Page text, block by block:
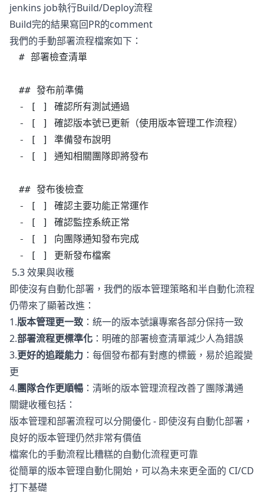
jenkins job執行Build/Deploy流程
Build完的結果寫回PR的comment
我們的手動部署流程檔案如下：
# 部署檢查清單
## 發布前準備
- [ ] 確認所有測試通過
- [ ] 確認版本號已更新（使用版本管理工作流程）
- [ ] 準備發布說明
- [ ] 通知相關團隊即將發布
## 發布後檢查
- [ ] 確認主要功能正常運作
- [ ] 確認監控系統正常
- [ ] 向團隊通知發布完成
- [ ] 更新發布檔案
5.3 效果與收穫
即使沒有自動化部署，我們的版本管理策略和半自動化流程
仍帶來了顯著改進：
1.版本管理更一致 ：統一的版本號讓專案各部分保持一致
2.部署流程更標準化 ：明確的部署檢查清單減少人為錯誤
3.更好的追蹤能力 ：每個發布都有對應的標籤，易於追蹤變
更
4.團隊合作更順暢 ：清晰的版本管理流程改善了團隊溝通
關鍵收穫包括：
版本管理和部署流程可以分開優化 - 即使沒有自動化部署，
良好的版本管理仍然非常有價值
檔案化的手動流程比糟糕的自動化流程更可靠
從簡單的版本管理自動化開始，可以為未來更全面的 CI/CD
打下基礎